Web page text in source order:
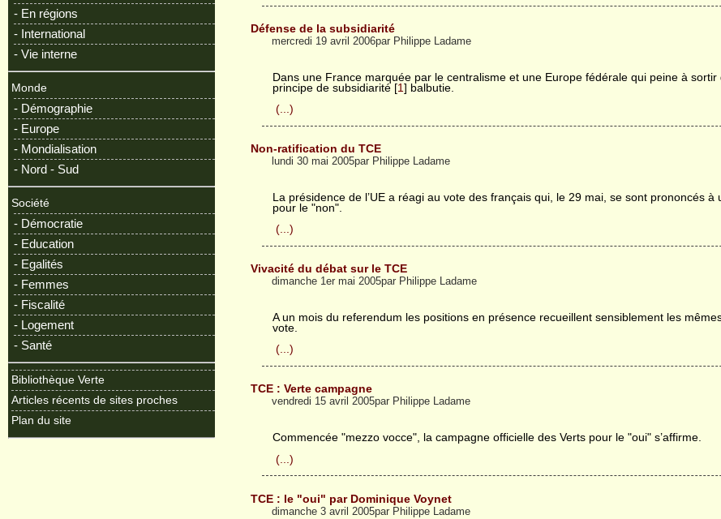
- En régions
- International
- Vie interne
Monde
- Démographie
- Europe
- Mondialisation
- Nord - Sud
Société
- Démocratie
- Education
- Egalités
- Femmes
- Fiscalité
- Logement
- Santé
Bibliothèque Verte
Articles récents de sites proches
Plan du site
Défense de la subsidiarité
mercredi 19 avril 2006par Philippe Ladame
Dans une France marquée par le centralisme et une Europe fédérale qui peine à sortir
principe de subsidiarité [1] balbutie.
(...)
Non-ratification du TCE
lundi 30 mai 2005par Philippe Ladame
La présidence de l’UE a réagi au vote des français qui, le 29 mai, se sont prononcés à
pour le "non".
(...)
Vivacité du débat sur le TCE
dimanche 1er mai 2005par Philippe Ladame
A un mois du referendum les positions en présence recueillent sensiblement les
vote.
(...)
TCE : Verte campagne
vendredi 15 avril 2005par Philippe Ladame
Commencée "mezzo vocce", la campagne officielle des Verts pour le "oui" s’affirme.
(...)
TCE : le "oui" par Dominique Voynet
dimanche 3 avril 2005par Philippe Ladame